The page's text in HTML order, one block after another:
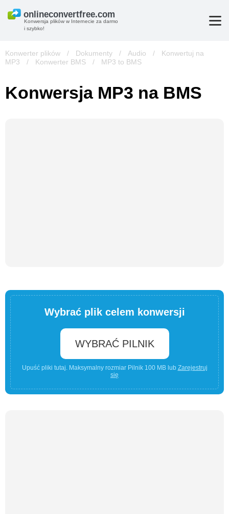
Konwersja plików w Internecie za darmo
i szybko!
Konwerter plików / Dokumenty / Audio /
Konwertuj na
MP3
/ Konwerter BMS / MP3 to BMS
Konwersja MP3 na BMS
Wybrać plik celem konwersji
WYBRAĆ PILNIK
Upuść pliki tutaj. Maksymalny rozmiar Pilnik 100 MB lub Zarejestruj
się